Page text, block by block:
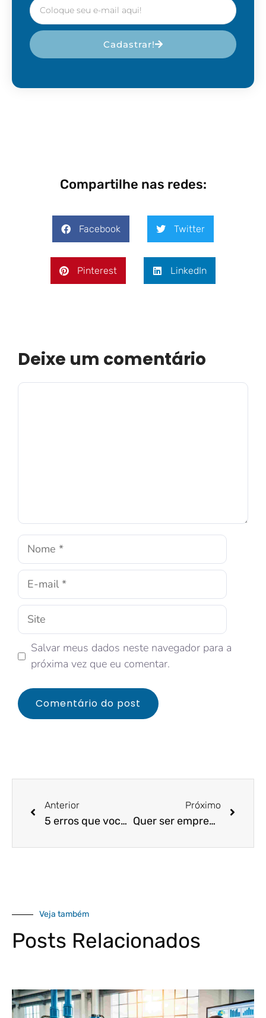
Cadastrar!
Compartilhe nas redes:
Facebook Twitter
Pinterest LinkedIn
Deixe um comentário
Salvar meus dados neste navegador para a
próxima vez que eu comentar.
Anterior
5 erros que você deve evitar na hora de começar um negócio
Próximo
Quer ser empreendedor? Aprenda como dar certo nessa carreira
Veja também
Posts Relacionados